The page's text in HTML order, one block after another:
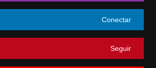
Conectar
Seguir